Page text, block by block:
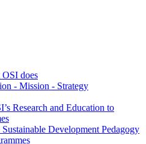
does
- Mission - Strategy
Research and Education to
Development Pedagogy